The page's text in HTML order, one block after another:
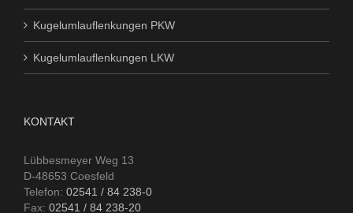
Kugelumlauflenkungen PKW
Kugelumlauflenkungen LKW
KONTAKT
Lübbesmeyer Weg 13
D-48653 Coesfeld
Telefon: 02541 / 84 238-0
Fax: 02541 / 84 238-20